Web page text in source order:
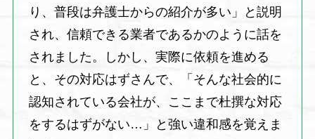
り、普段は弁護士からの紹介が多い」と説明
され、信頼できる業者であるかのように話を
されました。しかし、実際に依頼を進める
と、その対応はずさんで、「そんな社会的に
認知されている会社が、ここまで杜撰な対応
をするはずがない…」と強い違和感を覚えま